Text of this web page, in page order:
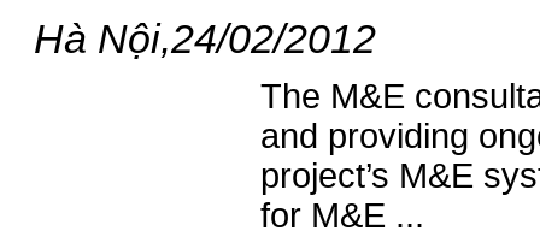
Hà Nội,24/02/2012
The M&E
and providing
project’s M&E
for M&E ...